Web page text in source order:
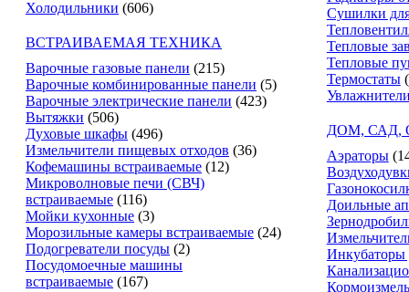
Холодильники (606)
ВСТРАИВАЕМАЯ ТЕХНИКА
Варочные газовые панели (215)
Варочные комбинированные панели (5)
Варочные электрические панели (423)
Вытяжки (506)
Духовые шкафы (496)
Измельчители пищевых отходов (36)
Кофемашины встраиваемые (12)
Микроволновые печи (СВЧ)
встраиваемые (116)
Мойки кухонные (3)
Морозильные камеры встраиваемые (24)
Подогреватели посуды (2)
Посудомоечные машины
встраиваемые (167)
Сушилки
Тепловые
Тепловые
Термостаты
ДОМ, САД,
Аэраторы
Доильные
Инкубаторы